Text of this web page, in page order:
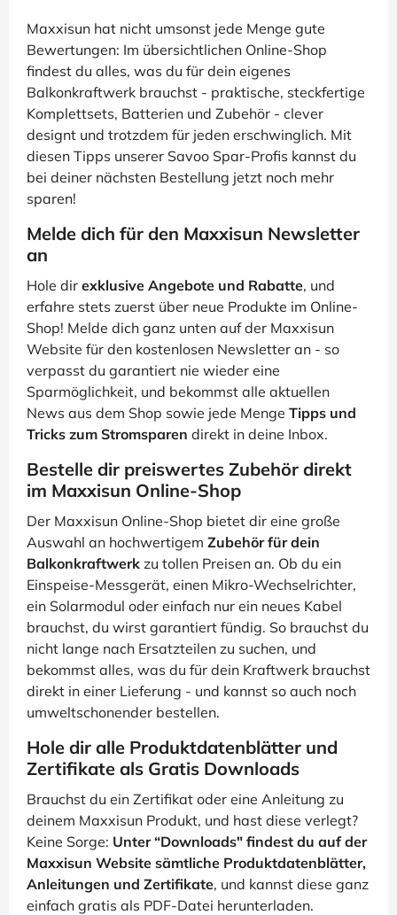
Maxxisun hat nicht umsonst jede Menge gute
Bewertungen: Im übersichtlichen Online-Shop
findest du alles, was du für dein eigenes
Balkonkraftwerk brauchst - praktische, steckfertige
Komplettsets, Batterien und Zubehör - clever
designt und trotzdem für jeden erschwinglich. Mit
diesen Tipps unserer Savoo Spar-Profis kannst du
bei deiner nächsten Bestellung jetzt noch mehr
sparen!
Melde dich für den Maxxisun Newsletter
an
Hole dir exklusive Angebote und Rabatte, und
erfahre stets zuerst über neue Produkte im Online-
Shop! Melde dich ganz unten auf der Maxxisun
Website für den kostenlosen Newsletter an - so
verpasst du garantiert nie wieder eine
Sparmöglichkeit, und bekommst alle aktuellen
News aus dem Shop sowie jede Menge Tipps und
Tricks zum Stromsparen direkt in deine Inbox.
Bestelle dir preiswertes Zubehör direkt
im Maxxisun Online-Shop
Der Maxxisun Online-Shop bietet dir eine große
Auswahl an hochwertigem Zubehör für dein
Balkonkraftwerk zu tollen Preisen an. Ob du ein
Einspeise-Messgerät, einen Mikro-Wechselrichter,
ein Solarmodul oder einfach nur ein neues Kabel
brauchst, du wirst garantiert fündig. So brauchst du
nicht lange nach Ersatzteilen zu suchen, und
bekommst alles, was du für dein Kraftwerk brauchst
direkt in einer Lieferung - und kannst so auch noch
umweltschonender bestellen.
Hole dir alle Produktdatenblätter und
Zertifikate als Gratis Downloads
Brauchst du ein Zertifikat oder eine Anleitung zu
deinem Maxxisun Produkt, und hast diese verlegt?
Keine Sorge: Unter “Downloads" findest du auf der
Maxxisun Website sämtliche Produktdatenblätter,
Anleitungen und Zertifikate, und kannst diese ganz
einfach gratis als PDF-Datei herunterladen.